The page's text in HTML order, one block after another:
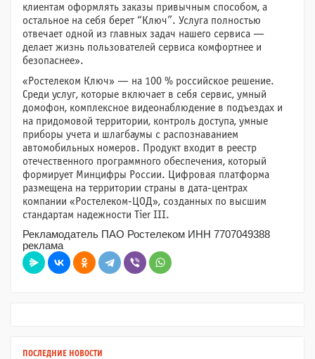
клиентам оформлять заказы привычным способом, а
остальное на себя берет “Ключ”. Услуга полностью
отвечает одной из главных задач нашего сервиса —
делает жизнь пользователей сервиса комфортнее и
безопаснее».
«Ростелеком Ключ» — на 100 % российское решение.
Среди услуг, которые включает в себя сервис, умный
домофон, комплексное видеонаблюдение в подъездах и
на придомовой территории, контроль доступа, умные
приборы учета и шлагбаумы с распознаванием
автомобильных номеров. Продукт входит в реестр
отечественного программного обеспечения, который
формирует Минцифры России. Цифровая платформа
размещена на территории страны в дата-центрах
компании «Ростелеком-ЦОД», созданных по высшим
стандартам надежности Tier III.
Рекламодатель ПАО Ростелеком ИНН 7707049388
реклама
ПОСЛЕДНИЕ НОВОСТИ